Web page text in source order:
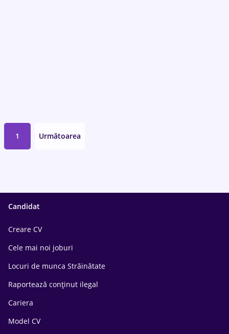
1 Următoarea
Candidat
Creare CV
Cele mai noi joburi
Locuri de munca Străinătate
Raportează conținut ilegal
Cariera
Model CV